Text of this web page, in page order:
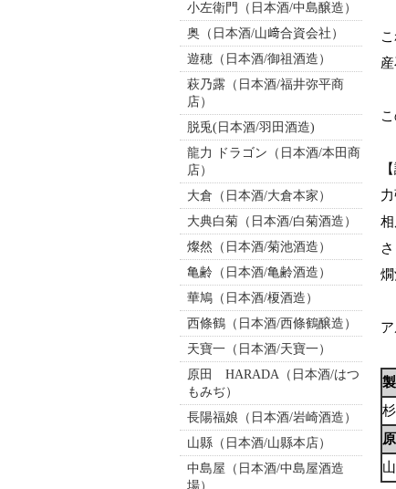
小左衛門（日本酒/中島醸造）
奥（日本酒/山﨑合資会社）
遊穂（日本酒/御祖酒造）
萩乃露（日本酒/福井弥平商
店）
脱兎(日本酒/羽田酒造)
龍力 ドラゴン（日本酒/本田商
店）
大倉（日本酒/大倉本家）
大典白菊（日本酒/白菊酒造）
燦然（日本酒/菊池酒造）
亀齢（日本酒/亀齢酒造）
華鳩（日本酒/榎酒造）
西條鶴（日本酒/西條鶴醸造）
天寶一（日本酒/天寶一）
原田 HARADA（日本酒/はつ
もみぢ）
長陽福娘（日本酒/岩崎酒造）
山縣（日本酒/山縣本店）
中島屋（日本酒/中島屋酒造
場）
燗